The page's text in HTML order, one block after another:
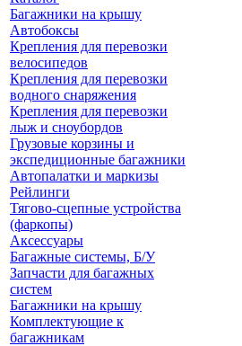
Багажники на крышу
Автобоксы
Крепления для перевозки
велосипедов
Крепления для перевозки
водного снаряжения
Крепления для перевозки
лыж и сноубордов
Грузовые корзины и
экспедиционные багажники
Автопалатки и маркизы
Рейлинги
Тягово-сцепные устройства
(фаркопы)
Аксессуары
Багажные системы, Б/У
Запчасти для багажных
систем
Багажники на крышу
Комплектующие к
багажникам